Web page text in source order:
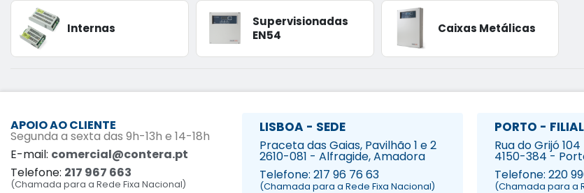
Internas
Supervisionadas
EN54
Caixas Metálicas
APOIO AO CLIENTE
Segunda a sexta das 9h-13h e 14-18h
E-mail: comercial@contera.pt
Telefone: 217 967 663
(Chamada para a Rede Fixa Nacional)
LISBOA - SEDE
Praceta das Gaias, Pavilhão 1 e 2
2610-081 - Alfragide, Amadora
Telefone: 217 96 76 63
(Chamada para a Rede Fixa Nacional)
PORTO - FILIAL
Rua do Grijó 104
4150-384 -
Telefone: 220
(Chamada para a